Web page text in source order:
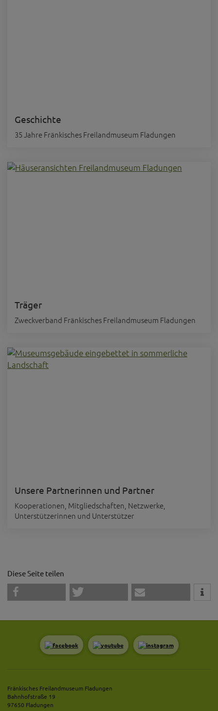
Geschichte
35 Jahre Fränkisches Freilandmuseum Fladungen
Träger
Zweckverband Fränkisches Freilandmuseum Fladungen
Unsere Partnerinnen und Partner
Kooperationen, Mitgliedschaften, Netzwerke,
Unterstützerinnen und Unterstützer
Diese Seite teilen
Fränkisches Freilandmuseum Fladungen
Bahnhofstraße 19
97650 Fladungen